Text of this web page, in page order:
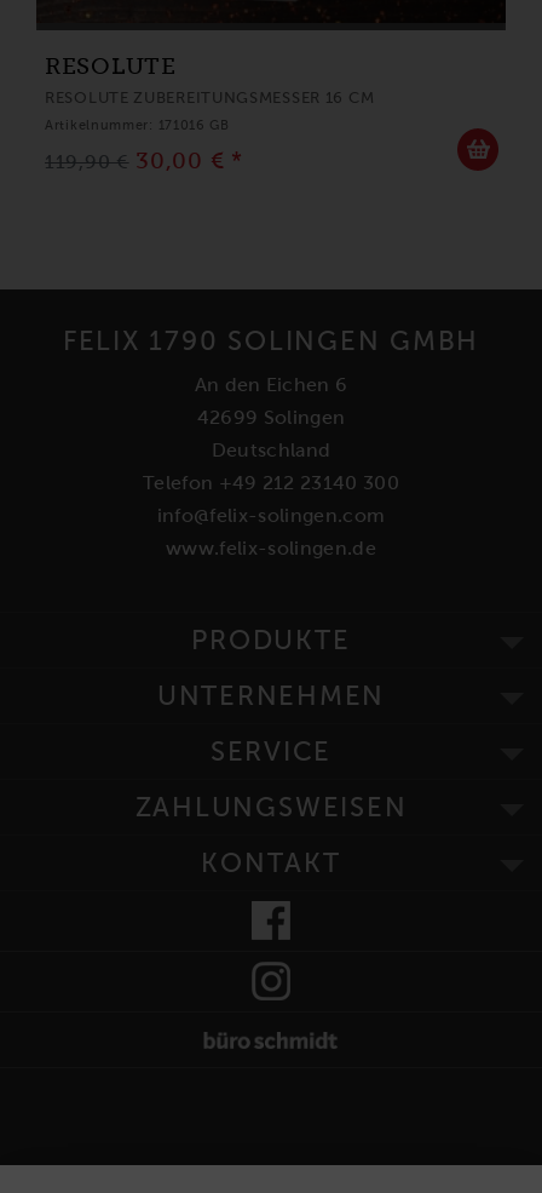
RESOLUTE
RESOLUTE ZUBEREITUNGSMESSER 16 CM
Artikelnummer: 171016 GB
119,90 € 30,00 € *
FELIX 1790 SOLINGEN GMBH
An den Eichen 6
42699 Solingen
Deutschland
Telefon +49 212 23140 300
info@felix-solingen.com
www.felix-solingen.de
PRODUKTE
UNTERNEHMEN
SERVICE
ZAHLUNGSWEISEN
KONTAKT